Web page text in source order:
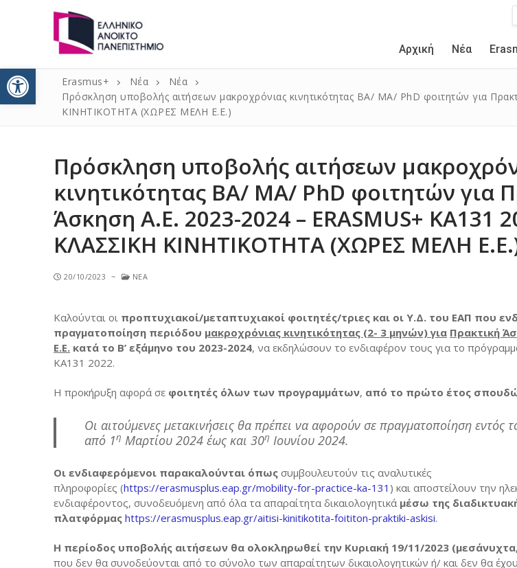
Ανοίξτε τη γραμμή εργαλείων
Αρχική Νέα
Αρχική
Νέα
Erasmus+ 2021 – 2027
Κινητικότητα / ΚΑ131 Erasmus+
Κινητικότητα για πρακτική
Κινητικότητα για διδασκαλία
Συνεργαζόμενα ιδρύματα
Πανεπιστημιακός χάρτης Erasmus+ 2014 – 2020
Δήλωση Πολιτικής ERASMUS+ 2021- 2027
Χάρτης φοιτητή Erasmus+
Εμπειρίες Φοιτητών
Τρέχουσες Προκηρύξεις
Incoming
Welcome
Partner institutions
Course catalogue
Erasmus+ Student Charter
Erasmus+ Charter for Higher Education (ECHE) 2014 –
Erasmus+ Charter for Higher Education (ECHE) 2021 –
Erasmus+ Νέα
Νέα
Πρόσκληση υποβολής αιτήσεων μακροχρόνιας κινητικότητας BA/ MA/ PhD φοιτητών για
ΚΙΝΗΤΙΚΟΤΗΤΑ (ΧΩΡΕΣ ΜΕΛΗ Ε.Ε.)
Πρόσκληση υποβολής αιτήσεων
κινητικότητας BA/ MA/ PhD φοιτητών για
Άσκηση Α.Ε. 2023-2024 – ERASMUS+ ΚΑ131
ΚΛΑΣΣΙΚΗ ΚΙΝΗΤΙΚΟΤΗΤΑ (ΧΩΡΕΣ ΜΕΛΗ
20/10/2023 ~ ΝΈΑ
Καλούνται οι προπτυχιακοί/μεταπτυχιακοί φοιτητές/τριες και οι Υ.Δ. του ΕΑΠ που
πραγματοποίηση περιόδου μακροχρόνιας κινητικότητας (2- 3 μηνών) για Πρακτική
Ε.Ε. κατά το Β’ εξάμηνο του 2023-2024, να εκδηλώσουν το ενδιαφέρον τους για το
ΚΑ131 2022.
Η προκήρυξη αφορά σε φοιτητές όλων των προγραμμάτων, από το πρώτο έτος
Οι αιτούμενες μετακινήσεις θα πρέπει να αφορούν σε πραγματοποίηση εντός
από 1η Μαρτίου 2024 έως και 30η Ιουνίου 2024.
Οι ενδιαφερόμενοι παρακαλούνται όπως συμβουλευτούν τις αναλυτικές
πληροφορίες (https://erasmusplus.eap.gr/mobility-for-practice-ka-131 ) και αποστείλουν την
ενδιαφέροντος, συνοδευόμενη από όλα τα απαραίτητα δικαιολογητικά μέσω της
πλατφόρμας https://erasmusplus.eap.gr/aitisi-kinitikotita-foititon-praktiki-askisi.
Η περίοδος υποβολής αιτήσεων θα ολοκληρωθεί την Κυριακή 19/11/2023
που δεν θα συνοδεύονται από το σύνολο των απαραίτητων δικαιολογητικών ή/ και δεν θα